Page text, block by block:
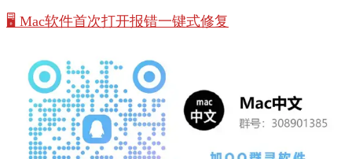
🖥️ Mac软件首次打开报错一键式修复